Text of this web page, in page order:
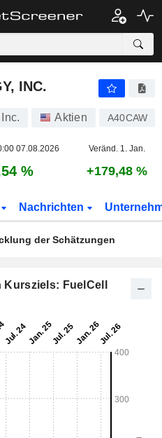
INC.
Aktien A40CAW
07.08.2026 Veränd. 1. Jan.
% +179,48 %
Nachrichten
der Schätzungen
FuelCell